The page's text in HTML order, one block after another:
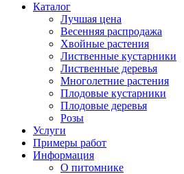
Каталог
Лучшая цена
Весенняя распродажа
Хвойные растения
Лиственные кустарники
Лиственные деревья
Многолетние растения
Плодовые кустарники
Плодовые деревья
Розы
Услуги
Примеры работ
Информация
О питомнике